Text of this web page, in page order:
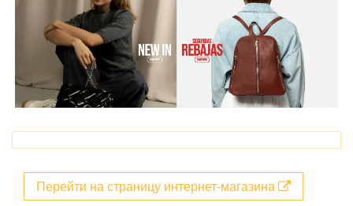
Перейти на страницу интернет-магазина